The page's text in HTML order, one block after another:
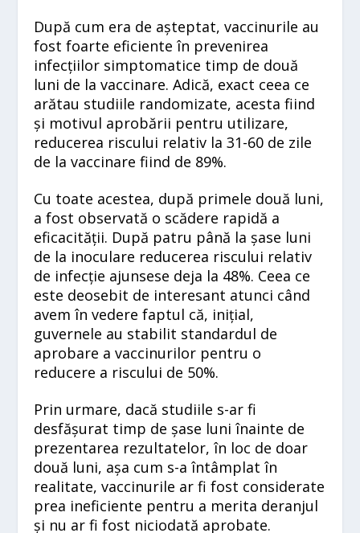
După cum era de așteptat, vaccinurile au
fost foarte eficiente în prevenirea
infecțiilor simptomatice timp de două
luni de la vaccinare. Adică, exact ceea ce
arătau studiile randomizate, acesta fiind
și motivul aprobării pentru utilizare,
reducerea riscului relativ la 31-60 de zile
de la vaccinare fiind de 89%.
Cu toate acestea, după primele două luni,
a fost observată o scădere rapidă a
eficacității. După patru până la șase luni
de la inoculare reducerea riscului relativ
de infecție ajunsese deja la 48%. Ceea ce
este deosebit de interesant atunci când
avem în vedere faptul că, inițial,
guvernele au stabilit standardul de
aprobare a vaccinurilor pentru o
reducere a riscului de 50%.
Prin urmare, dacă studiile s-ar fi
desfășurat timp de șase luni înainte de
prezentarea rezultatelor, în loc de doar
două luni, așa cum s-a întâmplat în
realitate, vaccinurile ar fi fost considerate
prea ineficiente pentru a merita deranjul
și nu ar fi fost niciodată aprobate.